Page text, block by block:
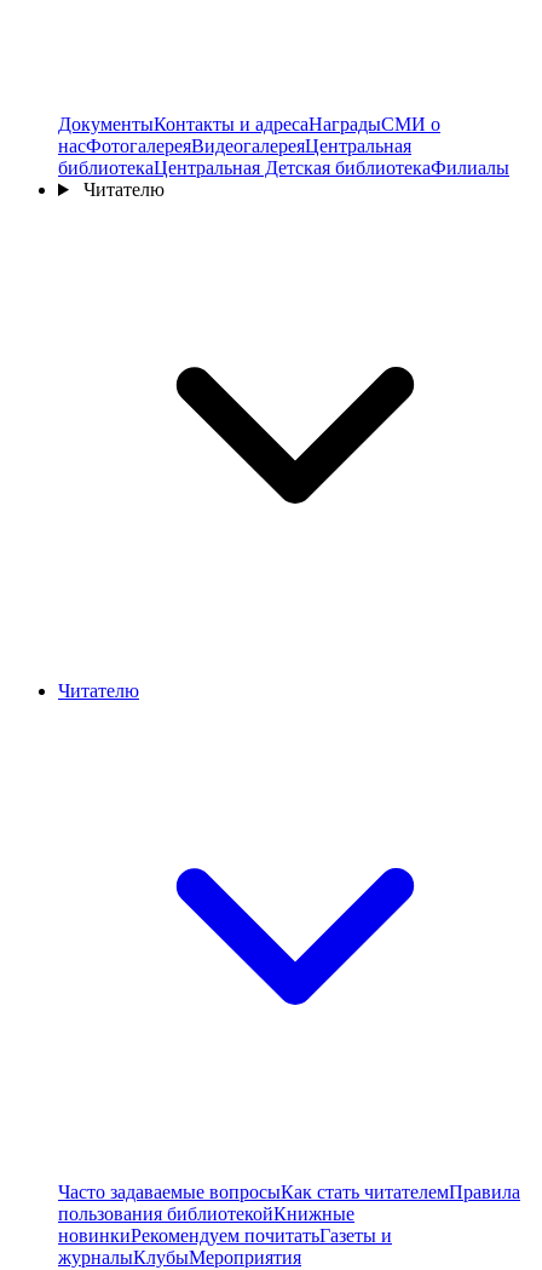
ДокументыКонтакты и адресаНаградыСМИ о
насФотогалереяВидеогалереяЦентральная
библиотекаЦентральная Детская библиотекаФилиалы
Читателю
Читателю
Часто задаваемые вопросыКак стать читателемПравила
пользования библиотекойКнижные
новинкиРекомендуем почитатьГазеты и
журналыКлубыМероприятия